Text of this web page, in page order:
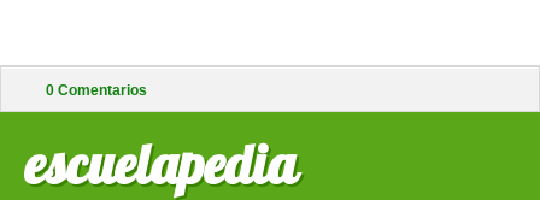
0 Comentarios
escuelapedia